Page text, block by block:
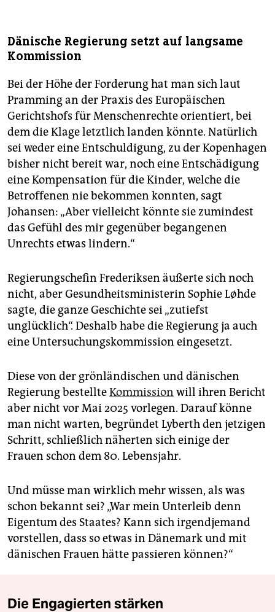
Dänische Regierung setzt auf langsame
Kommission
Bei der Höhe der Forderung hat man sich laut
Pramming an der Praxis des Europäischen
Gerichtshofs für Menschenrechte orientiert, bei
dem die Klage letztlich landen könnte. Natürlich
sei weder eine Entschuldigung, zu der Kopenhagen
bisher nicht bereit war, noch eine Entschädigung
eine Kompensation für die Kinder, welche die
Betroffenen nie bekommen konnten, sagt
Johansen: „Aber vielleicht könnte sie zumindest
das Gefühl des mir gegenüber begangenen
Unrechts etwas lindern.“
Regierungschefin Frederiksen äußerte sich noch
nicht, aber Gesundheitsministerin Sophie Løhde
sagte, die ganze Geschichte sei „zutiefst
unglücklich“. Deshalb habe die Regierung ja auch
eine Untersuchungskommission eingesetzt.
Diese von der grönländischen und dänischen
Regierung bestellteKommission will ihren Bericht
aber nicht vor Mai 2025 vorlegen. Darauf könne
man nicht warten, begründet Lyberth den jetzigen
Schritt, schließlich näherten sich einige der
Frauen schon dem 80. Lebensjahr.
Und müsse man wirklich mehr wissen, als was
schon bekannt sei? „War mein Unterleib denn
Eigentum des Staates? Kann sich irgendjemand
vorstellen, dass so etwas in ­Dänemark und mit
dänischen Frauen hätte passieren können?“
Die Engagierten stärken